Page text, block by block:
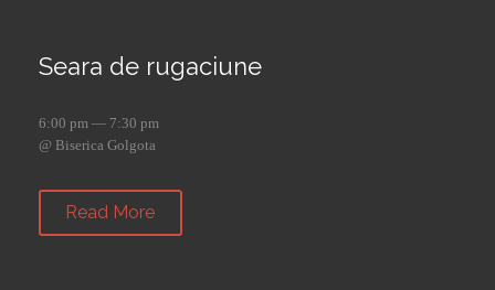
Seara de rugaciune
6:00 pm — 7:30 pm
@ Biserica Golgota
Read More